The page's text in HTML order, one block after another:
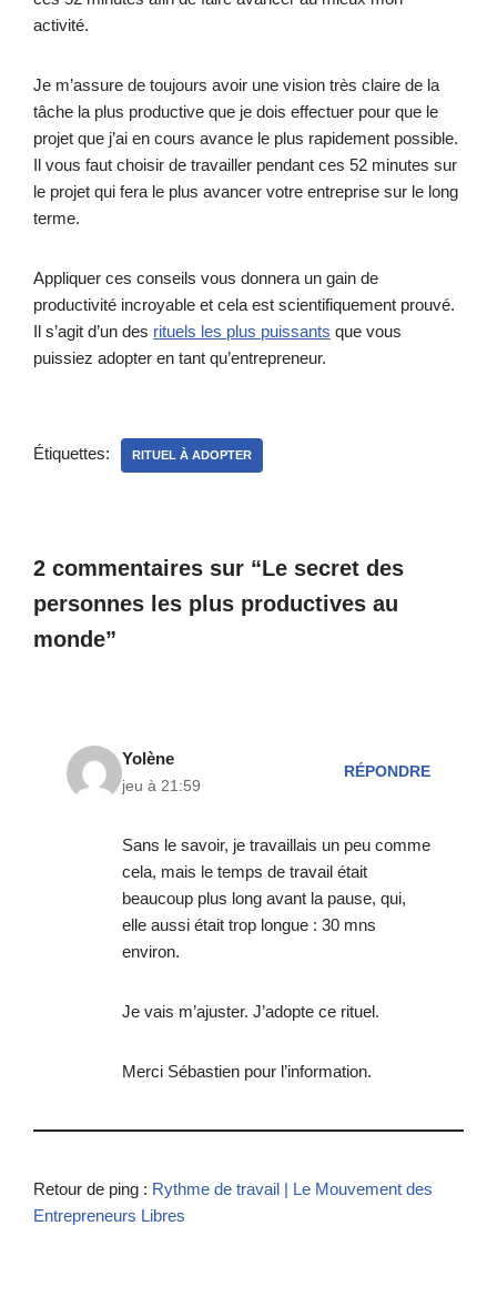
activité.
Je m’assure de toujours avoir une vision très claire de la
tâche la plus productive que je dois effectuer pour que le
projet que j’ai en cours avance le plus rapidement possible.
Il vous faut choisir de travailler pendant ces 52 minutes sur
le projet qui fera le plus avancer votre entreprise sur le long
terme.
Appliquer ces conseils vous donnera un gain de
productivité incroyable et cela est scientifiquement prouvé.
Il s’agit d’un des rituels les plus puissants que vous
puissiez adopter en tant qu’entrepreneur.
Étiquettes: RITUEL À ADOPTER
2 commentaires sur “Le secret des
personnes les plus productives au
monde”
Yolène
jeu à 21:59
RÉPONDRE
Sans le savoir, je travaillais un peu comme
cela, mais le temps de travail était
beaucoup plus long avant la pause, qui,
elle aussi était trop longue : 30 mns
environ.
Je vais m’ajuster. J’adopte ce rituel.
Merci Sébastien pour l’information.
Retour de ping : Rythme de travail | Le Mouvement des
Entrepreneurs Libres